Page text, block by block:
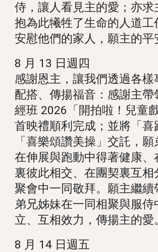
侍，讓人看見主的愛；亦求
抱為此犧牲了生命的人道工
安慰他們的家人，願主的平
8 月 13 日週四
感謝恩主，讓我們透過各樣
配搭、傳揚福音：感謝主帶
經班 2026「開拍啦！兒童
首映禮順利完成；並將「喜
「喜樂頌讚美操」交託，
在伸展與跑動中得著健康、
裏彼此相交、在團契裏互相
聚會中一同敬拜。願主繼續
弟兄姊妹在一同相聚與服侍
立、互相效力，傳揚主的愛
8 月 14 日週五